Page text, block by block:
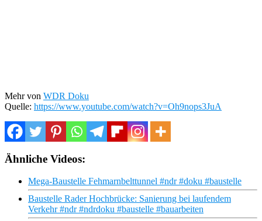
Mehr von WDR Doku
Quelle: https://www.youtube.com/watch?v=Oh9nops3JuA
Ähnliche Videos:
Mega-Baustelle Fehmarnbelttunnel #ndr #doku #baustelle
Baustelle Rader Hochbrücke: Sanierung bei laufendem
Verkehr #ndr #ndrdoku #baustelle #bauarbeiten